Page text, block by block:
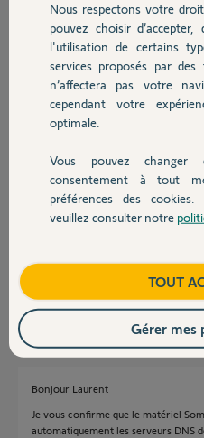
Chauffage
Autres produits
Devis avec un pro
Contact
le domaine des serveurs Somfy
via le DNS de Google (8.8.8.8). La
l'usage de ce DNS en dépit de la
domaine inaccessible actuellement
Je précise bien que ce problème
j'ai effectué aucun changement ni
entre temps.
Laurent S.
Participer
Réponses
Bonjour Laurent
Je vous confirme que le matériel
automatiquement les serveurs DNS
Nous respectons votre
pouvez choisir
l'utilisation de certains
services proposés par
n’affectera pas votre
cependant votre
optimale.
Vous pouvez
consentement à tout
préférences des cookies.
veuillez consulter notre
TOUT
Gérer mes